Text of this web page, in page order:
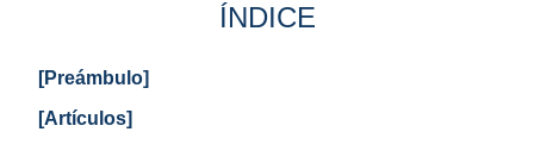
ÍNDICE
[Preámbulo]
[Artículos]